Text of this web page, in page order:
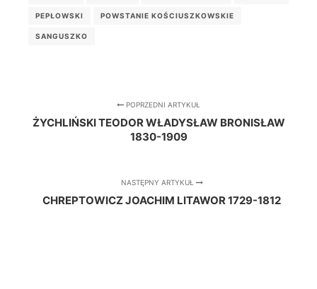
PEPŁOWSKI POWSTANIE KOŚCIUSZKOWSKIE
SANGUSZKO
POPRZEDNI ARTYKUŁ
ŻYCHLIŃSKI TEODOR WŁADYSŁAW BRONISŁAW
1830-1909
NASTĘPNY ARTYKUŁ
CHREPTOWICZ JOACHIM LITAWOR 1729-1812